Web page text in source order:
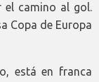
el camino al gol.
Copa de Europa
está en franca